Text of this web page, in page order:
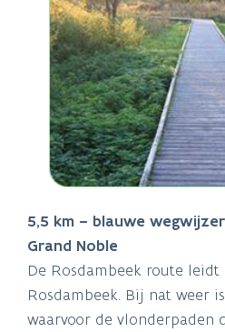
5,5 km – blauwe
Grand Noble
De Rosdambeek route
Rosdambeek. Bij nat weer
waarvoor de vlonderpaden